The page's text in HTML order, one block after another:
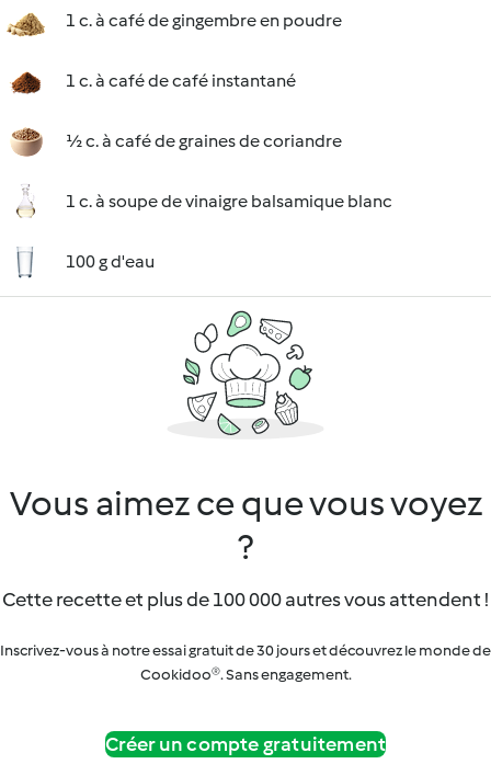
1 c. à café de gingembre en poudre
1 c. à café de café instantané
½ c. à café de graines de coriandre
1 c. à soupe de vinaigre balsamique blanc
100 g d'eau
Vous aimez ce que vous voyez
?
Cette recette et plus de 100 000 autres vous attendent !
Inscrivez-vous à notre essai gratuit de 30 jours et découvrez le monde de
Cookidoo®. Sans engagement.
Créer un compte gratuitement